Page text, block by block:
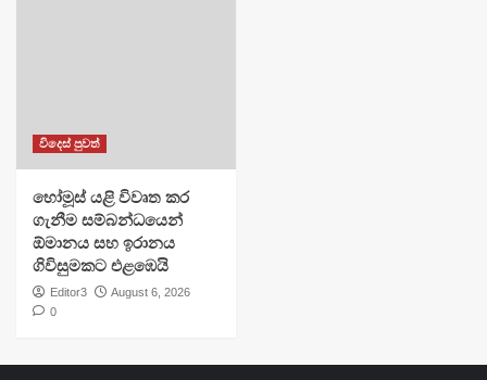
විදෙස් පුවත්
හෝමූස් යළි විවෘත කර
ගැනීම සම්බන්ධයෙන්
ඕමානය සහ ඉරානය
ගිවිසුමකට එළඹෙයි
Editor3
August 6, 2026
0